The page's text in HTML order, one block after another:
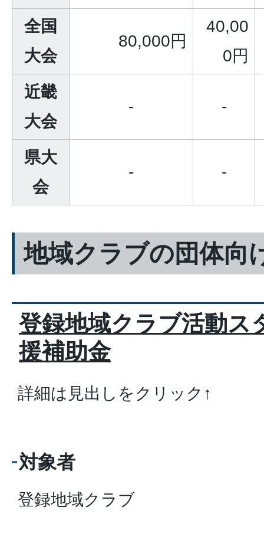
全国
大会
80,000円
40,00
0円
近畿
大会
- -
県大
会
- -
地域クラブの団体向
登録地域クラブ活動ス
援補助金
詳細は見出しをクリック↑
対象者
登録地域クラブ